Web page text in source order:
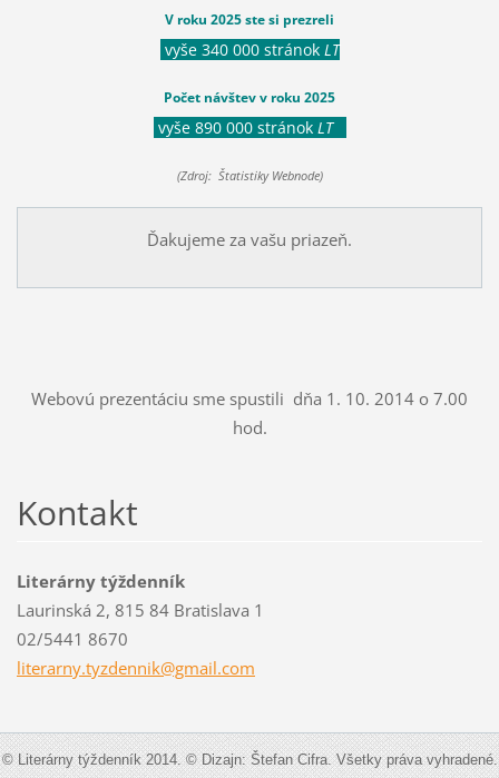
V roku 2025 ste si prezreli
vyše 340 000 stránok LT
Počet návštev v roku 2025
vyše 890 000 stránok LT
(Zdroj: Štatistiky Webnode)
Ďakujeme za vašu priazeň.
Webovú prezentáciu sme spustili dňa 1. 10. 2014 o 7.00
hod.
Kontakt
Literárny týždenník
Laurinská 2, 815 84 Bratislava 1
02/5441 8670
literarny.tyzdennik@gmail.com
© Literárny týždenník 2014. © Dizajn: Štefan Cifra. Všetky práva vyhradené.